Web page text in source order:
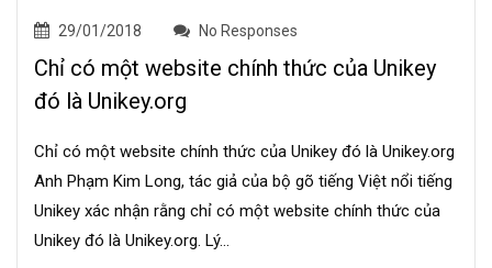
29/01/2018 No Responses
Chỉ có một website chính thức của Unikey
đó là Unikey.org
Chỉ có một website chính thức của Unikey đó là Unikey.org
Anh Phạm Kim Long, tác giả của bộ gõ tiếng Việt nổi tiếng
Unikey xác nhận rằng chỉ có một website chính thức của
Unikey đó là Unikey.org. Lý...